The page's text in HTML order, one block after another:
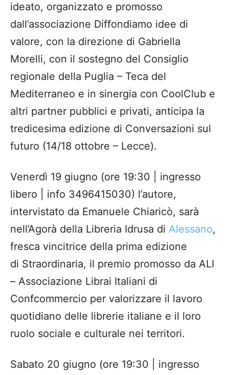
ideato, organizzato e promosso
dall’associazione Diffondiamo idee di
valore, con la direzione di Gabriella
Morelli, con il sostegno del Consiglio
regionale della Puglia – Teca del
Mediterraneo e in sinergia con CoolClub e
altri partner pubblici e privati, anticipa la
tredicesima edizione di Conversazioni sul
futuro (14/18 ottobre – Lecce).
Venerdì 19 giugno (ore 19:30 | ingresso
libero | info 3496415030) l’autore,
intervistato da Emanuele Chiaricò, sarà
nell’Agorà della Libreria Idrusa di Alessano,
fresca vincitrice della prima edizione
di Straordinaria, il premio promosso da ALI
– Associazione Librai Italiani di
Confcommercio per valorizzare il lavoro
quotidiano delle librerie italiane e il loro
ruolo sociale e culturale nei territori.
Sabato 20 giugno (ore 19:30 | ingresso